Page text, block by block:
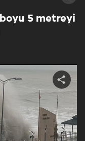
5 metreyi
Share
video